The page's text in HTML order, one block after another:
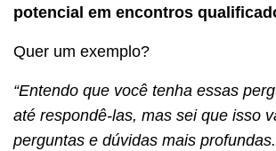
potencial em encontros
Quer um exemplo?
“Entendo que você tenha essas
até respondê-las, mas sei que isso
perguntas e dúvidas mais